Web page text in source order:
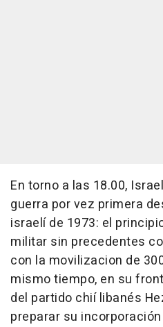
En torno a las 18.00,
guerra por vez primera
israelí de 1973: el
militar sin precedentes
con la movilizacion de
mismo tiempo, en su
del partido chií libanés
preparar su